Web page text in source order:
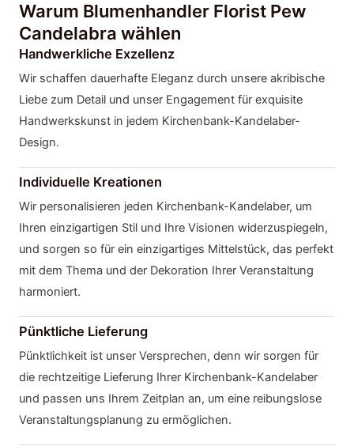
Warum Blumenhandler Florist Pew
Candelabra wählen
Handwerkliche Exzellenz
Wir schaffen dauerhafte Eleganz durch unsere akribische
Liebe zum Detail und unser Engagement für exquisite
Handwerkskunst in jedem Kirchenbank-Kandelaber-
Design.
Individuelle Kreationen
Wir personalisieren jeden Kirchenbank-Kandelaber, um
Ihren einzigartigen Stil und Ihre Visionen widerzuspiegeln,
und sorgen so für ein einzigartiges Mittelstück, das perfekt
mit dem Thema und der Dekoration Ihrer Veranstaltung
harmoniert.
Pünktliche Lieferung
Pünktlichkeit ist unser Versprechen, denn wir sorgen für
die rechtzeitige Lieferung Ihrer Kirchenbank-Kandelaber
und passen uns Ihrem Zeitplan an, um eine reibungslose
Veranstaltungsplanung zu ermöglichen.